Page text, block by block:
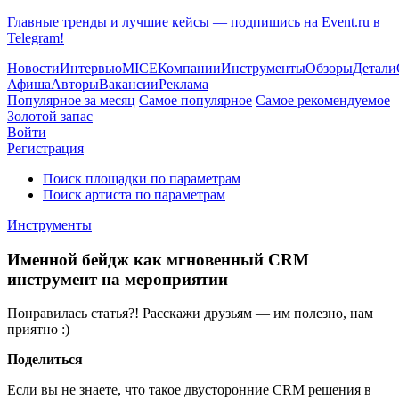
Главные тренды и лучшие кейсы — подпишись на Event.ru в
Telegram!
НовостиИнтервьюMICEКомпанииИнструментыОбзорыДетали
АфишаАвторыВакансииРеклама
Популярное за месяц Самое популярное Самое рекомендуемое
Золотой запас
Войти
Регистрация
Поиск площадки по параметрам
Поиск артиста по параметрам
Инструменты
Именной бейдж как мгновенный СRM
инструмент на мероприятии
Понравилась статья?! Расскажи друзьям — им полезно, нам
приятно :)
Поделиться
Если вы не знаете, что такое двусторонние CRM решения в